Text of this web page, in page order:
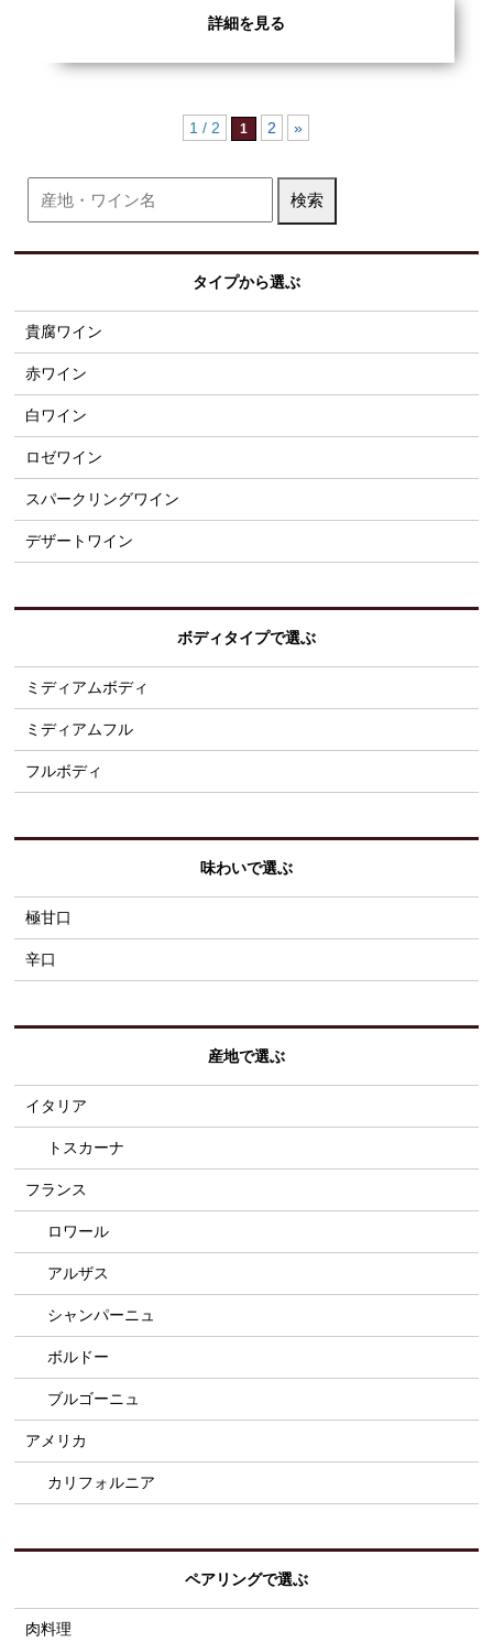
詳細を見る
1 / 2 1 2 »
タイプから選ぶ
貴腐ワイン
赤ワイン
白ワイン
ロゼワイン
スパークリングワイン
デザートワイン
ボディタイプで選ぶ
ミディアムボディ
ミディアムフル
フルボディ
味わいで選ぶ
極甘口
辛口
産地で選ぶ
イタリア
トスカーナ
フランス
ロワール
アルザス
シャンパーニュ
ボルドー
ブルゴーニュ
アメリカ
カリフォルニア
ペアリングで選ぶ
肉料理